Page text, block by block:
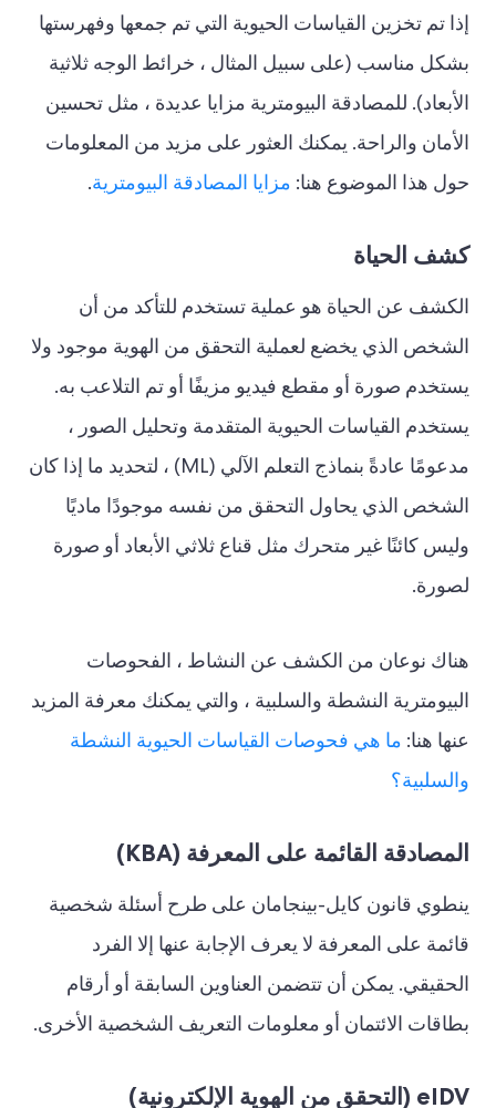
إذا تم تخزين القياسات الحيوية التي تم جمعها وفهرستها
بشكل مناسب (على سبيل المثال ، خرائط الوجه ثلاثية
الأبعاد). للمصادقة البيومترية مزايا عديدة ، مثل تحسين
الأمان والراحة. يمكنك العثور على مزيد من المعلومات
حول هذا الموضوع هنا: مزايا المصادقة البيومترية.
كشف الحياة
الكشف عن الحياة هو عملية تستخدم للتأكد من أن
الشخص الذي يخضع لعملية التحقق من الهوية موجود ولا
يستخدم صورة أو مقطع فيديو مزيفًا أو تم التلاعب به.
يستخدم القياسات الحيوية المتقدمة وتحليل الصور ،
مدعومًا عادةً بنماذج التعلم الآلي (ML) ، لتحديد ما إذا كان
الشخص الذي يحاول التحقق من نفسه موجودًا ماديًا
وليس كائنًا غير متحرك مثل قناع ثلاثي الأبعاد أو صورة
لصورة.
هناك نوعان من الكشف عن النشاط ، الفحوصات
البيومترية النشطة والسلبية ، والتي يمكنك معرفة المزيد
عنها هنا: ما هي فحوصات القياسات الحيوية النشطة
والسلبية؟
المصادقة القائمة على المعرفة (KBA)
ينطوي قانون كايل-بينجامان على طرح أسئلة شخصية
قائمة على المعرفة لا يعرف الإجابة عنها إلا الفرد
الحقيقي. يمكن أن تتضمن العناوين السابقة أو أرقام
بطاقات الائتمان أو معلومات التعريف الشخصية الأخرى.
eIDV (التحقق من الهوية الإلكترونية)